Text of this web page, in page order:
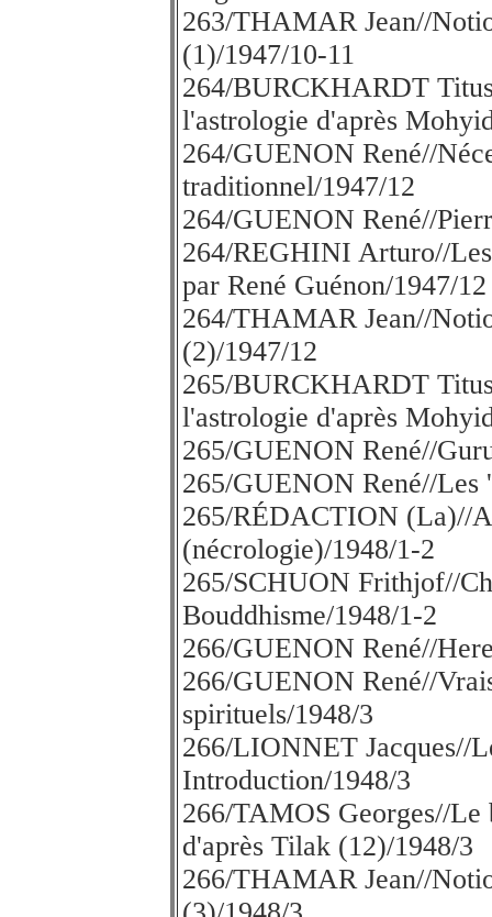
263/THAMAR Jean//
(1)/1947/10-11
264/BURCKHARDT
l'astrologie d'après
264/GUENON René//
traditionnel/1947/12
264/GUENON René//
264/REGHINI Arturo//
par René Guénon/1947/12
264/THAMAR Jean//
(2)/1947/12
265/BURCKHARDT
l'astrologie d'après
265/GUENON René//
265/GUENON René//Les
265/RÉDACTION (La)//
(nécrologie)/1948/1-2
265/SCHUON Frithjof//
Bouddhisme/1948/1-2
266/GUENON René//
266/GUENON René//
spirituels/1948/3
266/LIONNET Jacques//
Introduction/1948/3
266/TAMOS Georges//
d'après Tilak (12)/1948/3
266/THAMAR Jean//